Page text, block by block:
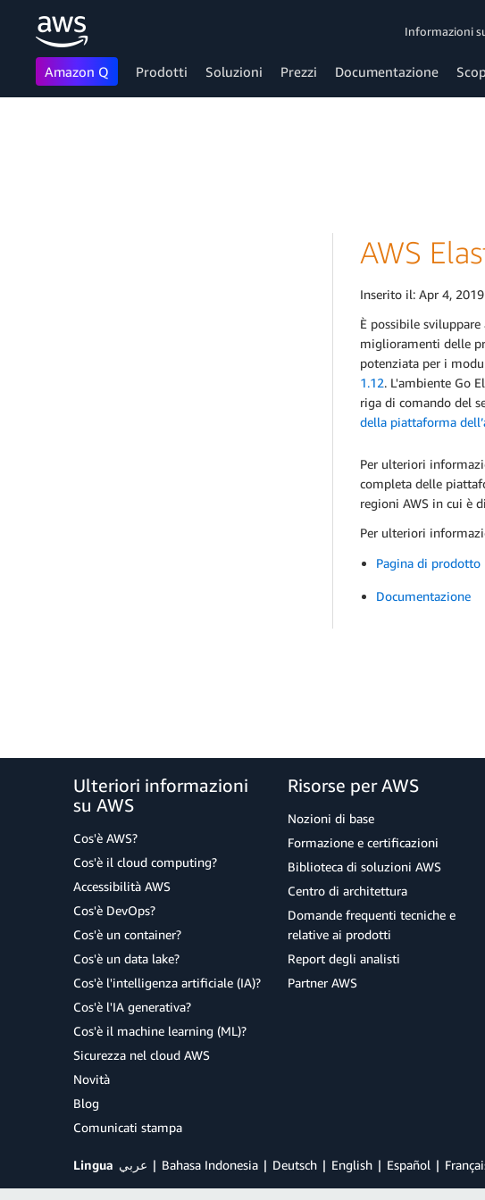
Informazioni
Amazon Q Prodotti Soluzioni Prezzi Documentazione
AWS
Inserito il: Apr 4, 2019
È possibile
miglioramenti delle
potenziata per i
1.12. L'ambiente Go
riga di comando del
della piattaforma
Per ulteriori
completa delle
regioni AWS in cui è
Per ulteriori
Pagina di prodotto
Documentazione
Ulteriori informazioni
su AWS
Cos'è AWS?
Cos'è il cloud computing?
Accessibilità AWS
Cos'è DevOps?
Cos'è un container?
Cos'è un data lake?
Cos'è l'intelligenza artificiale (IA)?
Cos'è l'IA generativa?
Cos'è il machine learning (ML)?
Sicurezza nel cloud AWS
Novità
Blog
Comunicati stampa
Risorse per AWS
Nozioni di base
Formazione e certificazioni
Biblioteca di soluzioni AWS
Centro di architettura
Domande frequenti tecniche e
relative ai prodotti
Report degli analisti
Partner AWS
Lingua عربي Bahasa Indonesia Deutsch English Español